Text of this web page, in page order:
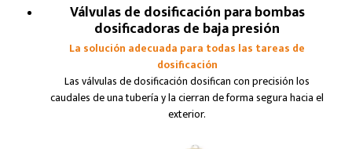
Válvulas de dosificación para bombas
dosificadoras de baja presión
La solución adecuada para todas las tareas de
dosificación
Las válvulas de dosificación dosifican con precisión los
caudales de una tubería y la cierran de forma segura hacia el
exterior.